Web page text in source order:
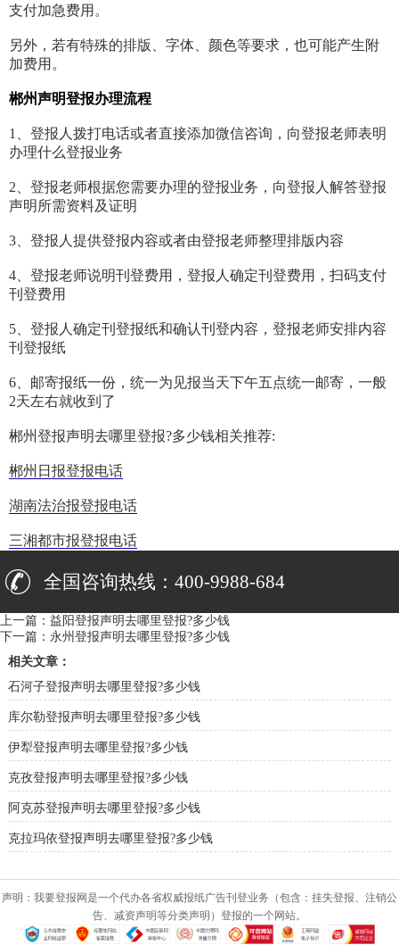
支付加急费用。
另外，若有特殊的排版、字体、颜色等要求，也可能产生附
加费用。
郴州声明登报办理流程
1、登报人拨打电话或者直接添加微信咨询，向登报老师表明
办理什么登报业务
2、登报老师根据您需要办理的登报业务，向登报人解答登报
声明所需资料及证明
3、登报人提供登报内容或者由登报老师整理排版内容
4、登报老师说明刊登费用，登报人确定刊登费用，扫码支付
刊登费用
5、登报人确定刊登报纸和确认刊登内容，登报老师安排内容
刊登报纸
6、邮寄报纸一份，统一为见报当天下午五点统一邮寄，一般
2天左右就收到了
郴州登报声明去哪里登报?多少钱相关推荐:
郴州日报登报电话
湖南法治报登报电话
三湘都市报登报电话
全国咨询热线：400-9988-684
上一篇： 益阳登报声明去哪里登报?多少钱
下一篇： 永州登报声明去哪里登报?多少钱
相关文章：
石河子登报声明去哪里登报?多少钱
库尔勒登报声明去哪里登报?多少钱
伊犁登报声明去哪里登报?多少钱
克孜登报声明去哪里登报?多少钱
阿克苏登报声明去哪里登报?多少钱
克拉玛依登报声明去哪里登报?多少钱
声明：我要登报网是一个代办各省权威报纸广告刊登业务（包含：挂失登报、注销公
告、减资声明等分类声明）登报的一个网站。